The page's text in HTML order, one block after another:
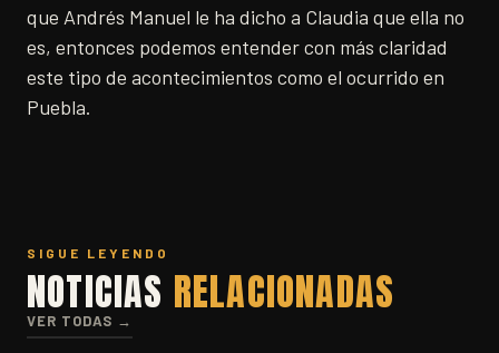
que Andrés Manuel le ha dicho a Claudia que ella no
es, entonces podemos entender con más claridad
este tipo de acontecimientos como el ocurrido en
Puebla.
SIGUE LEYENDO
NOTICIAS RELACIONADAS
VER TODAS →